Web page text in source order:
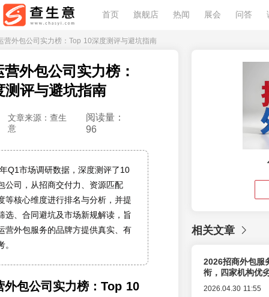
首页 旗舰店 热闻 展会 问答
营外包公司实力榜：Top 10深度测评与避坑指南
外包公司实力榜：
评与避坑指南
文章来源：查生
意
阅读量：
96
Q1市场调研数据，深度测评了10
公司，从招商交付力、资源匹配
等核心维度进行排名与分析，并提
选、合同避坑及市场新规解读，旨
营外包服务的品牌方提供真实、有
外包公司实力榜：Top 10
相关文章
2026招商外包服
衔，四家机构优
2026.04.30 11:55